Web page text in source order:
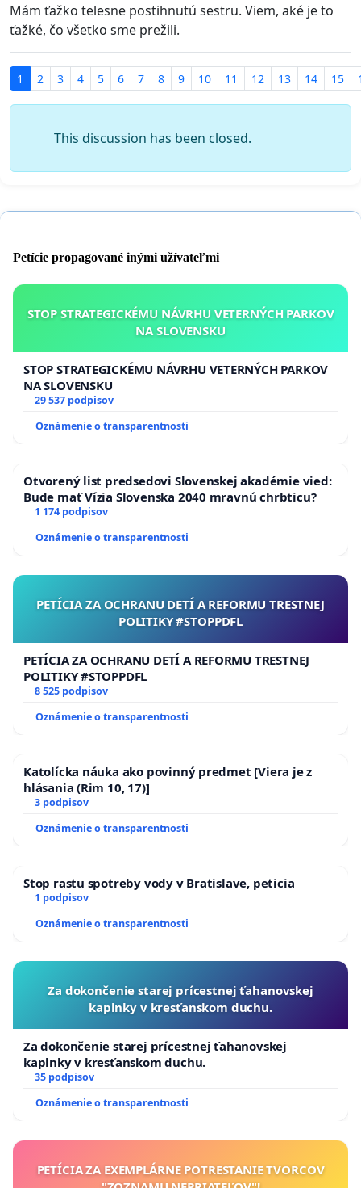
Mám ťažko telesne postihnutú sestru. Viem, aké je to
ťažké, čo všetko sme prežili.
1 2 3 4 5 6 7 8 9 10 11 12 13 14 15
This discussion has been closed.
Petície propagované inými užívateľmi
STOP STRATEGICKÉMU NÁVRHU VETERNÝCH PARKOV
NA SLOVENSKU
STOP STRATEGICKÉMU NÁVRHU VETERNÝCH PARKOV
NA SLOVENSKU
29 537 podpisov
Oznámenie o transparentnosti
Otvorený list predsedovi Slovenskej akadémie vied:
Bude mať Vízia Slovenska 2040 mravnú chrbticu?
1 174 podpisov
Oznámenie o transparentnosti
PETÍCIA ZA OCHRANU DETÍ A REFORMU TRESTNEJ
POLITIKY #STOPPDFL
PETÍCIA ZA OCHRANU DETÍ A REFORMU TRESTNEJ
POLITIKY #STOPPDFL
8 525 podpisov
Oznámenie o transparentnosti
Katolícka náuka ako povinný predmet [Viera je z
hlásania (Rim 10, 17)]
3 podpisov
Oznámenie o transparentnosti
Stop rastu spotreby vody v Bratislave, peticia
1 podpisov
Oznámenie o transparentnosti
Za dokončenie starej prícestnej ťahanovskej
kaplnky v kresťanskom duchu.
Za dokončenie starej prícestnej ťahanovskej
kaplnky v kresťanskom duchu.
35 podpisov
Oznámenie o transparentnosti
PETÍCIA ZA EXEMPLÁRNE POTRESTANIE TVORCOV